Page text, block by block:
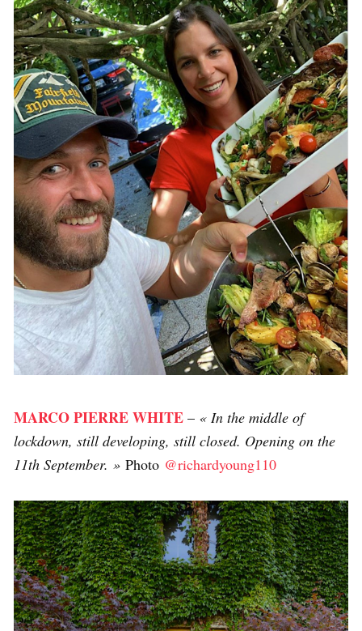
MARCO PIERRE WHITE – « In the middle of
lockdown, still developing, still closed. Opening on the
11th September. » Photo @richardyoung110